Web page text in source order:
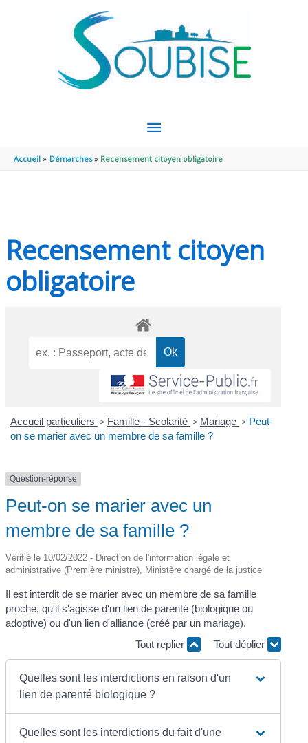
MENU
PRINCIPAL
Accueil Démarches Recensement citoyen obligatoire
Recensement citoyen
obligatoire
Accueil particuliers > Famille - Scolarité > Mariage > Peut-
on se marier avec un membre de sa famille ?
Question-réponse
Peut-on se marier avec un
membre de sa famille ?
Vérifié le 10/02/2022 - Direction de l'information légale et
administrative (Première ministre), Ministère chargé de la justice
Il est interdit de se marier avec un membre de sa famille
proche, qu'il s'agisse d'un lien de parenté (biologique ou
adoptive) ou d'un lien d'alliance (créé par un mariage).
Tout replier
Tout déplier
Quelles sont les interdictions en raison d'un
lien de parenté biologique ?
Quelles sont les interdictions du fait d'une